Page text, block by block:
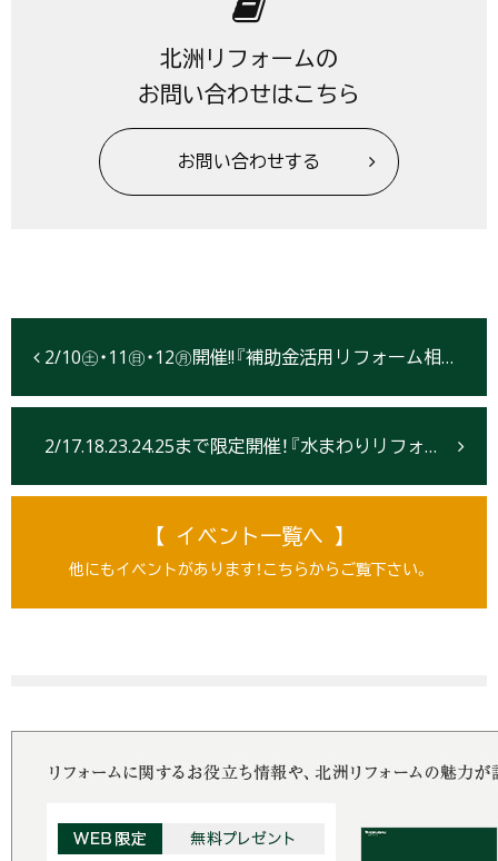
北洲リフォームの
お問い合わせはこちら
お問い合わせする
2/10㊏・11㊐・12㊊開催!!『補助金活用リフォーム相談会』【北上】
2/17.18.23.24.25まで限定開催！『水まわりリフォームフェア』開催【仙台】
【 イベント一覧へ 】
他にもイベントがあります！こちらからご覧下さい。